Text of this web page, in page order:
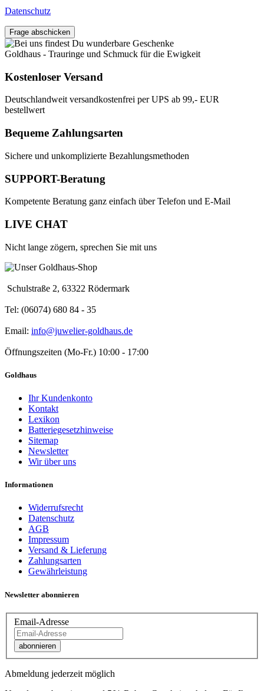
Datenschutz
Frage abschicken
Goldhaus - Trauringe und Schmuck für die Ewigkeit
Kostenloser Versand
Deutschlandweit versandkostenfrei per UPS ab 99,- EUR
bestellwert
Bequeme Zahlungsarten
Sichere und unkomplizierte Bezahlungsmethoden
SUPPORT-Beratung
Kompetente Beratung ganz einfach über Telefon und E-Mail
LIVE CHAT
Nicht lange zögern, sprechen Sie mit uns
Schulstraße 2, 63322 Rödermark
Tel: (06074) 680 84 - 35
Email: info@juwelier-goldhaus.de
Öffnungszeiten (Mo-Fr.) 10:00 - 17:00
Goldhaus
Ihr Kundenkonto
Kontakt
Lexikon
Batteriegesetzhinweise
Sitemap
Newsletter
Wir über uns
Informationen
Widerrufsrecht
Datenschutz
AGB
Impressum
Versand & Lieferung
Zahlungsarten
Gewährleistung
Newsletter abonnieren
Email-Adresse
abonnieren
Abmeldung jederzeit möglich